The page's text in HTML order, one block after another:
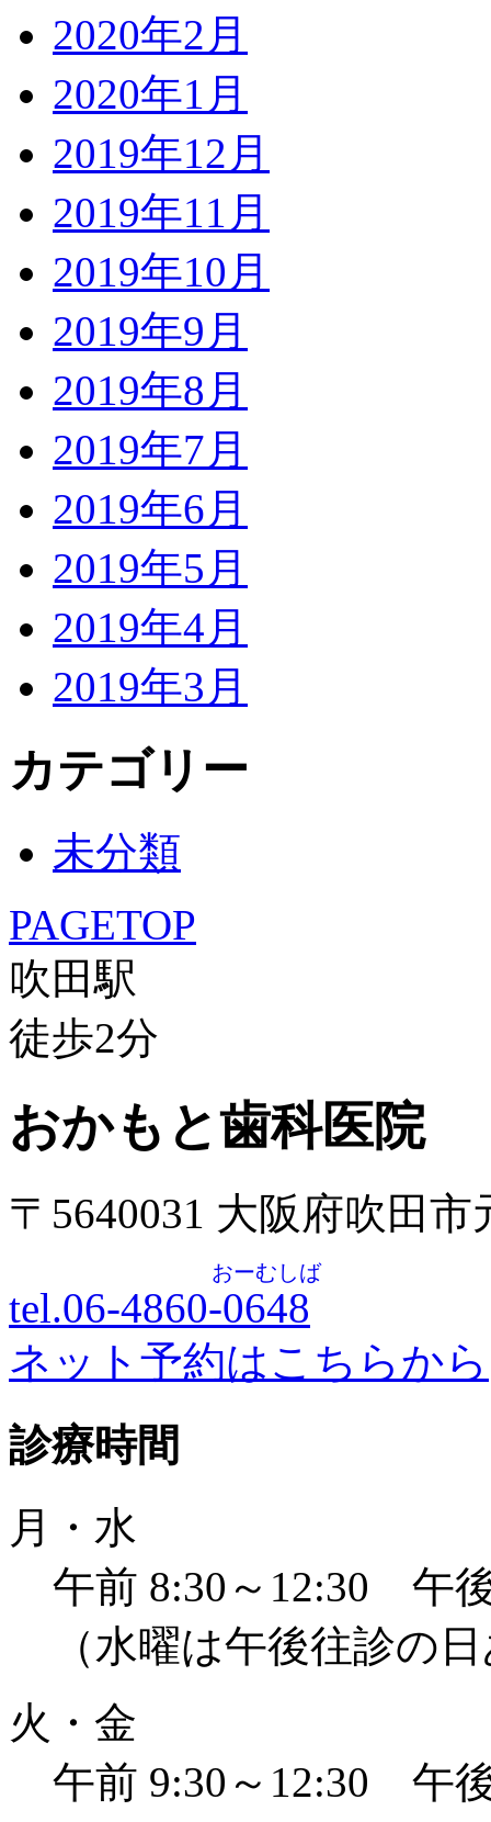
2020年2月
2020年1月
2019年12月
2019年11月
2019年10月
2019年9月
2019年8月
2019年7月
2019年6月
2019年5月
2019年4月
2019年3月
カテゴリー
未分類
PAGETOP
吹田駅
徒歩2分
おかもと歯科医院
〒5640031 大阪府吹田
tel.06-4860-0648
おーむしば
ネット予約はこちらから
診療時間
月・水
午前 8:30～12:30 午
（水曜は午後往診の
火・金
午前 9:30～12:30 午